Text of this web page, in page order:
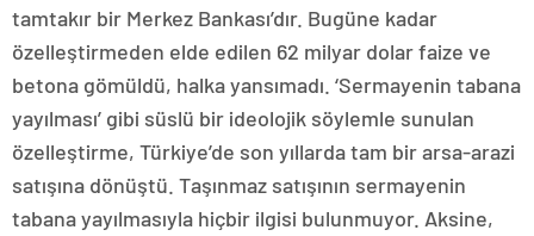
tamtakır bir Merkez Bankası’dır. Bugüne kadar
özelleştirmeden elde edilen 62 milyar dolar faize ve
betona gömüldü, halka yansımadı. ‘Sermayenin tabana
yayılması’ gibi süslü bir ideolojik söylemle sunulan
özelleştirme, Türkiye’de son yıllarda tam bir arsa-arazi
satışına dönüştü. Taşınmaz satışının sermayenin
tabana yayılmasıyla hiçbir ilgisi bulunmuyor. Aksine,